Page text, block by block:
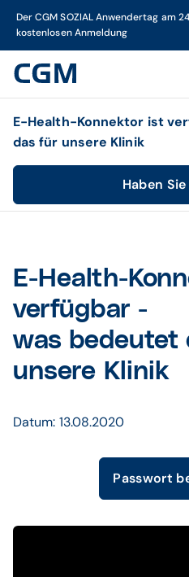
Der CGM SOZIAL Anwendertag am
kostenlosen Anmeldung
E-Health-Konnektor ist
das für unsere Klinik
Haben
E-Health-
verfügbar -
was bedeutet
unsere Klinik
Datum: 13.08.2020
Passwort